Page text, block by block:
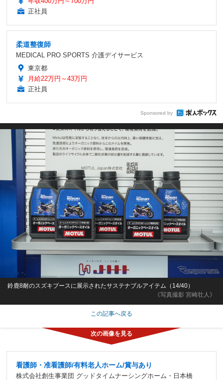
正社員
柔道整復師
MEDICAL PRO SPORTS 介護デイサービス
東京都
月給22万円～43万円
正社員
Sponsored by
《写真撮影 宮崎壮人》
鈴鹿8耐のスズキブースに展示されたサステナブルアイテム（14/40）
この記事へ戻る
看護師・准看護師/有料老人ホーム/賞与あり
株式会社創生事業団 グッドタイムナーシングホーム・日本橋